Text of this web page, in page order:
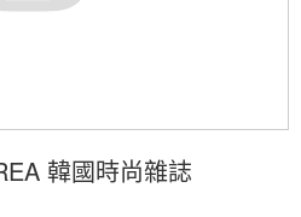
韓國時尚雜誌